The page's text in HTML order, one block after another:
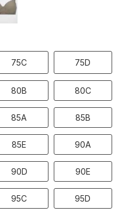
75C 75D
80B 80C
85A 85B
85E 90A
90D 90E
95C 95D